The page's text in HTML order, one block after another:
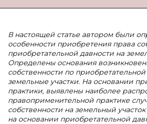
В настоящей статье автором были
особенности приобретения права
приобретательной давности на
Определены основания
собственности по
земельные участки. На основании
практики, выявлены наиболее
правоприменительной практике
собственности на земельный
на основании приобретательной